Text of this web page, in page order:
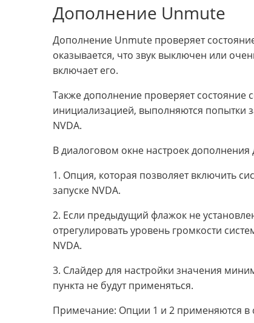
Дополнение Unmute
Дополнение Unmute проверяет
оказывается, что звук выключен или
включает его.
Также дополнение проверяет состояние
инициализацией, выполняются попытки
NVDA.
В диалоговом окне настроек
1. Опция, которая позволяет включить
запуске NVDA.
2. Если предыдущий флажок не
отрегулировать уровень громкости
NVDA.
3. Слайдер для настройки значения
пункта не будут применяться.
Примечание: Опции 1 и 2 применяются в